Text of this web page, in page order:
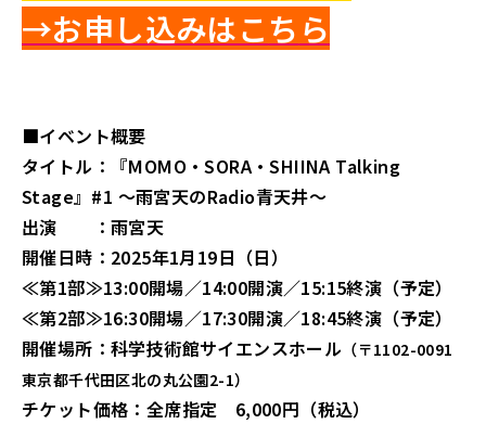
→お申し込みはこち ら
■イベント概要
タイトル：『MOMO・SORA・SHIINA Talking
Stage』#1 ～雨宮天のRadio青天井～
出演 ：雨宮天
開催日時：2025年1月19日（日）
≪第1部≫13:00開場／14:00開演／15:15終演（予定）
≪第2部≫16:30開場／17:30開演／18:45終演（予定）
開催場所：科学技術館サイエンスホール （〒1102-0091
東京都千代田区北の丸公園2-1）
チケット価格：全席指定 6,000円（税込）